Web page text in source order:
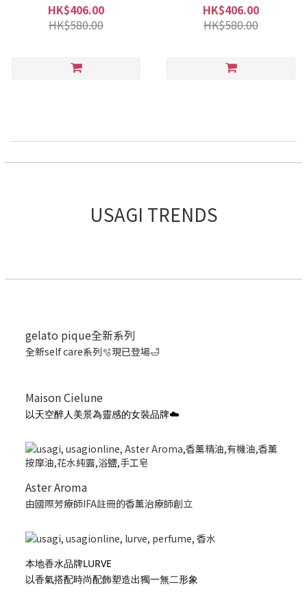
HK$406.00
HK$580.00
HK$406.00
HK$580.00
USAGI TRENDS
gelato pique全新系列
全新self care系列🫧現已登場🛁
Maison Cielune
以天空醉人美景為靈感的女裝品牌☁️
Aster Aroma
由國際芳療師IFA註冊的香薰治療師創立
本地香水品牌LURVE
以香氣搭配時尚配飾塑造出獨一無二形象